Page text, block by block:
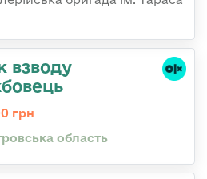
взводу
грн
область